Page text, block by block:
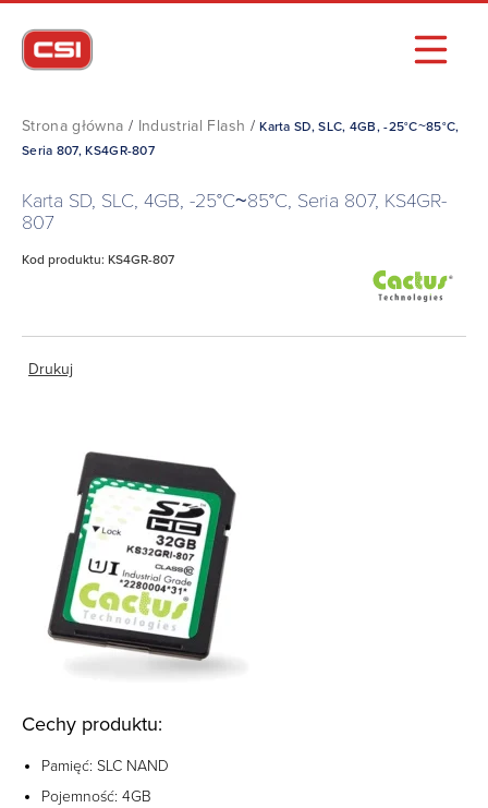
Strona główna / Industrial Flash /Karta SD, SLC, 4GB, -25°C~85°C,
Seria 807, KS4GR-807
Karta SD, SLC, 4GB, -25°C~85°C, Seria 807, KS4GR-
807
Kod produktu: KS4GR-807
Drukuj
Cechy produktu:
Pamięć: SLC NAND
Pojemność: 4GB